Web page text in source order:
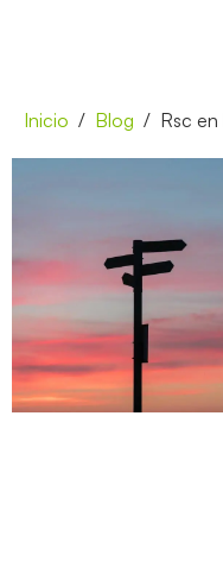
Inicio Blog Rsc en